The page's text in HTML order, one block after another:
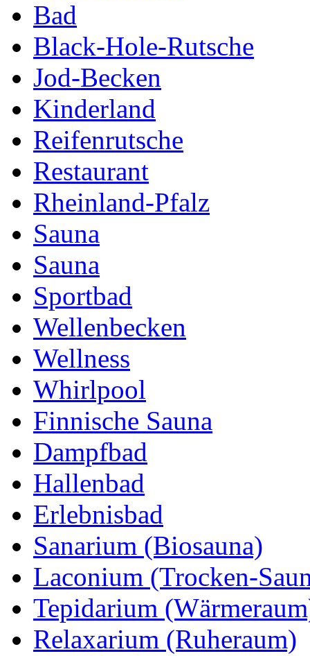
Bad
Black-Hole-Rutsche
Jod-Becken
Kinderland
Reifenrutsche
Restaurant
Rheinland-Pfalz
Sauna
Sauna
Sportbad
Wellenbecken
Wellness
Whirlpool
Finnische Sauna
Dampfbad
Hallenbad
Erlebnisbad
Sanarium (Biosauna)
Laconium (Trocken-
Tepidarium
Relaxarium (Ruheraum)